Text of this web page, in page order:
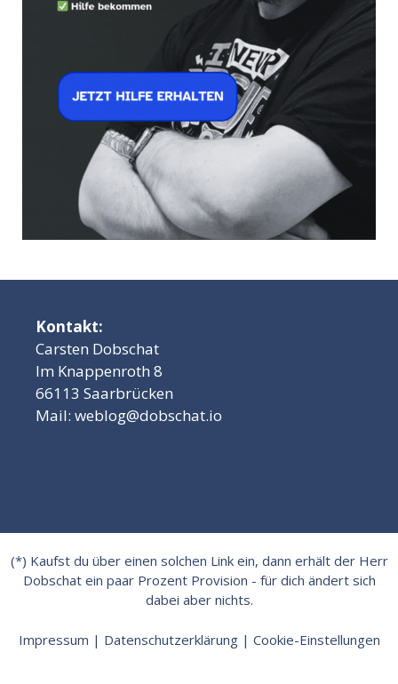
Kontakt:
Carsten Dobschat
Im Knappenroth 8
66113 Saarbrücken
Mail: weblog@dobschat.io
(*) Kaufst du über einen solchen Link ein, dann erhält der Herr
Dobschat ein paar Prozent Provision - für dich ändert sich
dabei aber nichts.
Impressum | Datenschutzerklärung| Cookie-Einstellungen